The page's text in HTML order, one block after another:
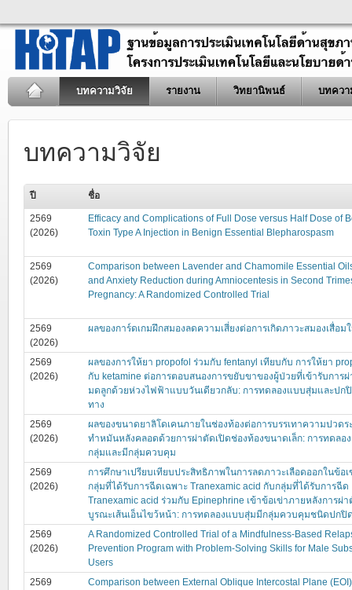
บทความวิจัย รายงาน วิทยานิพนธ์ บทควา
บทความวิจัย
ปี ชื่อ
2569
(2026)
Efficacy and Complications of Full Dose versus Half Dose of
Toxin Type A Injection in Benign Essential Blepharospasm
2569
(2026)
Comparison between Lavender and Chamomile Essential
and Anxiety Reduction during Amniocentesis in Second
Pregnancy: A Randomized Controlled Trial
2569
(2026)
ผลของการ์ดเกมฝึกสมองลดความเสี่ยงต่อการเกิดภาวะสมองเสื่อม
2569
(2026)
ผลของการให้ยา propofol ร่วมกับ fentanyl เทียบกับ การให้ยา
กับ ketamine ต่อการตอบสนองการขยับขาของผู้ป่วยที่เข้ารับการ
มดลูกด้วยห่วงไฟฟ้าแบบวันเดียวกลับ: การทดลองแบบสุ่มและปก
ทาง
2569
(2026)
ผลของขนาดยาลิโดเคนภายในช่องท้องต่อการบรรเทาความปวดร
ทำหมันหลังคลอดด้วยการผ่าตัดเปิดช่องท้องขนาดเล็ก: การทดลอ
กลุ่มและมีกลุ่มควบคุม
2569
(2026)
การศึกษาเปรียบเทียบประสิทธิภาพในการลดภาวะเลือดออกในข้อเ
กลุ่มที่ได้รับการฉีดเฉพาะ Tranexamic acid กับกลุ่มที่ได้รับการฉีด
Tranexamic acid ร่วมกับ Epinephrine เข้าข้อเข่าภายหลังการผ่
บูรณะเส้นเอ็นไขว้หน้า: การทดลองแบบสุ่มมีกลุ่มควบคุมชนิดปกปิ
2569
(2026)
A Randomized Controlled Trial of a Mindfulness-Based
Prevention Program with Problem-Solving Skills for Male
Users
2569
Comparison between External Oblique Intercostal Plane